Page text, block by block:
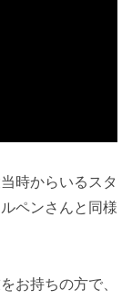
時からいるスタ
ペンさんと同様
お持ちの方で、